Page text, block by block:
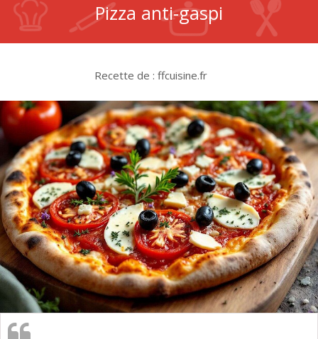
Pizza anti-gaspi
Recette de : ffcuisine.fr